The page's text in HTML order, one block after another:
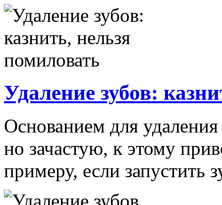
Удаление зубов:
Основанием для
но зачастую, к этому
примеру, если запустить